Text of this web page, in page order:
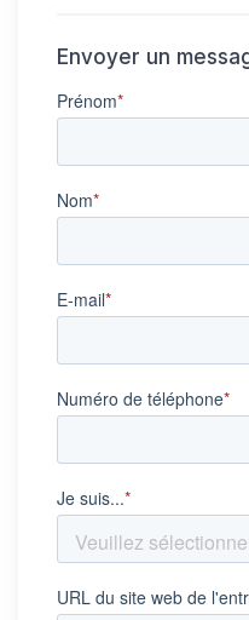
Envoyer un